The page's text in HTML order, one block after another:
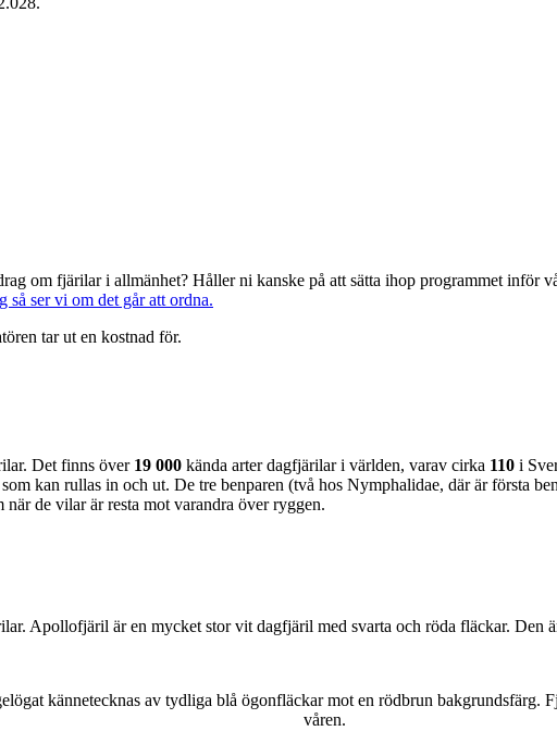
om fjärilar i allmänhet? Håller ni kanske på att sätta ihop programmet inför
så ser vi om det går att ordna.
tar ut en kostnad för.
Det finns över 19 000 kända arter dagfjärilar i världen, varav cirka 110 i
kan rullas in och ut. De tre benparen (två hos Nymphalidae, där är första
de vilar är resta mot varandra över ryggen.
Apollofjäril är en mycket stor vit dagfjäril med svarta och röda fläckar. Den
kännetecknas av tydliga blå ögonfläckar mot en rödbrun bakgrundsfärg.
våren.